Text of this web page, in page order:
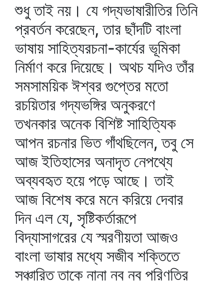
শুধু তাই নয়। যে গদ্যভাষারীতির তিনি
প্রবর্তন করেছেন, তার ছাঁদটি বাংলা
ভাষায় সাহিত্যরচনা-কার্যের ভূমিকা
নির্মাণ করে দিয়েছে। অথচ যদিও তাঁর
সমসাময়িক ঈশ্বর গুপ্তের মতো
রচয়িতার গদ্যভঙ্গির অনুকরণে
তখনকার অনেক বিশিষ্ট সাহিত্যিক
আপন রচনার ভিত গাঁথছিলেন, তবু সে
আজ ইতিহাসের অনাদৃত নেপথ্যে
অব্যবহৃত হয়ে পড়ে আছে। তাই
আজ বিশেষ করে মনে করিয়ে দেবার
দিন এল যে, সৃষ্টিকর্তারূপে
বিদ্যাসাগরের যে স্মরণীয়তা আজও
বাংলা ভাষার মধ্যে সজীব শক্তিতে
সঞ্চারিত তাকে নানা নব নব পরিণতির